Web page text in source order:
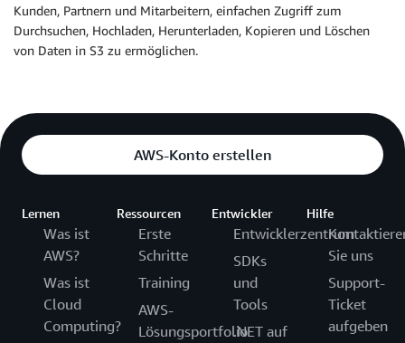
Kunden, Partnern und Mitarbeitern, einfachen Zugriff zum
Durchsuchen, Hochladen, Herunterladen, Kopieren und Löschen
von Daten in S3 zu ermöglichen.
AWS-Konto erstellen
Lernen
Was ist
AWS?
Was ist
Cloud
Computing?
Ressourcen
Erste
Schritte
Training
AWS-
Lösungsportfolio
Entwickler
Entwicklerzentrum
SDKs
und
Tools
.NET auf
Hilfe
Sie uns
Support-
Ticket
aufgeben